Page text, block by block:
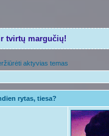
tvirtų margučių!
aktyvias temas
rytas, tiesa?